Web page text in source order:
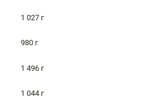
1 027 г
980 г
1 496 г
1 044 г